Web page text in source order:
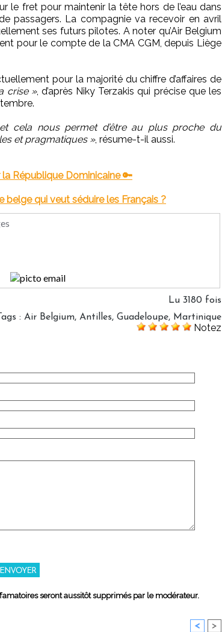
le fret pour maintenir la tête hors de l’eau dans
passagers. La compagnie va recevoir en avril
ses futurs pilotes. A noter qu’Air Belgium
pour le compte de la CMA CGM, depuis Liège
pour la majorité du chiffre d’affaires de
crise », d’après Niky Terzakis qui précise que les
cela nous permet d’être au plus proche du
et pragmatiques », résume-t-il aussi.
République Dominicaine 🔑
qui veut séduire les Français ?
Lu 3180 fois
Tags : Air Belgium, Antilles, Guadeloupe, Martinique
Notez
seront aussitôt supprimés par le modérateur.
< >